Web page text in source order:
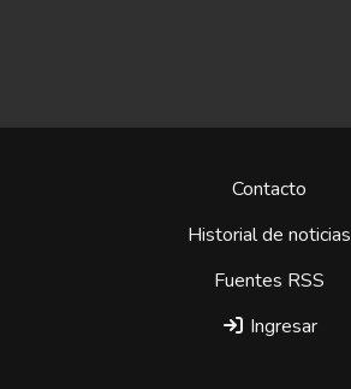
Contacto
Historial de noticias
Fuentes RSS
Ingresar